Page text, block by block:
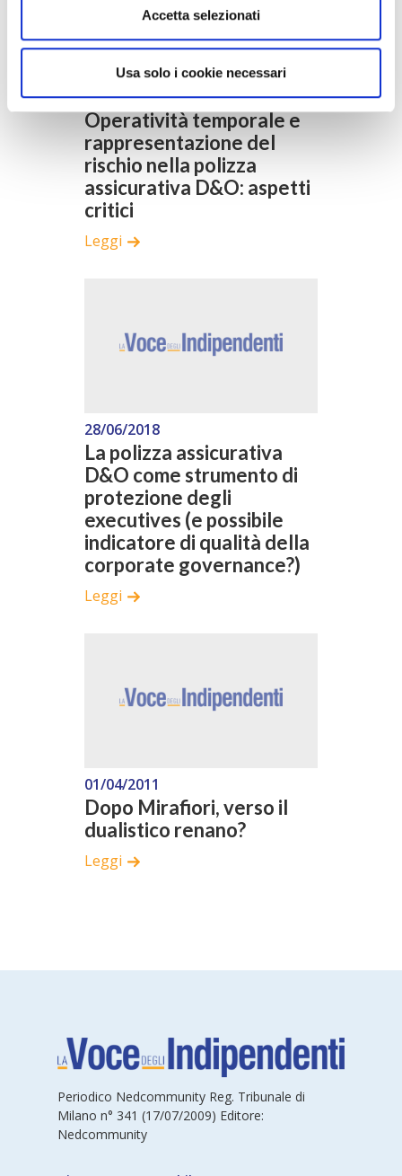
Accetta selezionati
Usa solo i cookie necessari
27/09/2018
Operatività temporale e
rappresentazione del
rischio nella polizza
assicurativa D&O: aspetti
critici
Leggi
28/06/2018
La polizza assicurativa
D&O come strumento di
protezione degli
executives (e possibile
indicatore di qualità della
corporate governance?)
Leggi
01/04/2011
Dopo Mirafiori, verso il
dualistico renano?
Leggi
Periodico Nedcommunity Reg. Tribunale di
Milano n° 341 (17/07/2009) Editore:
Nedcommunity